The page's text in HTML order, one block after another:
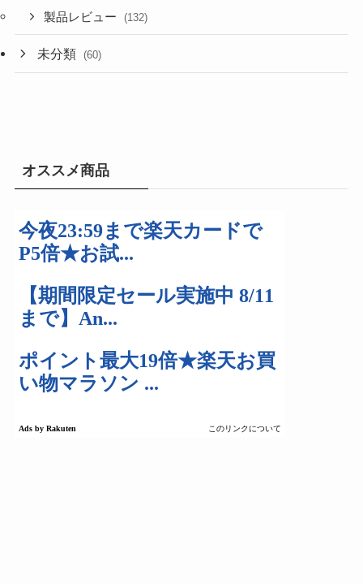
製品レビュー (132)
未分類 (60)
オススメ商品